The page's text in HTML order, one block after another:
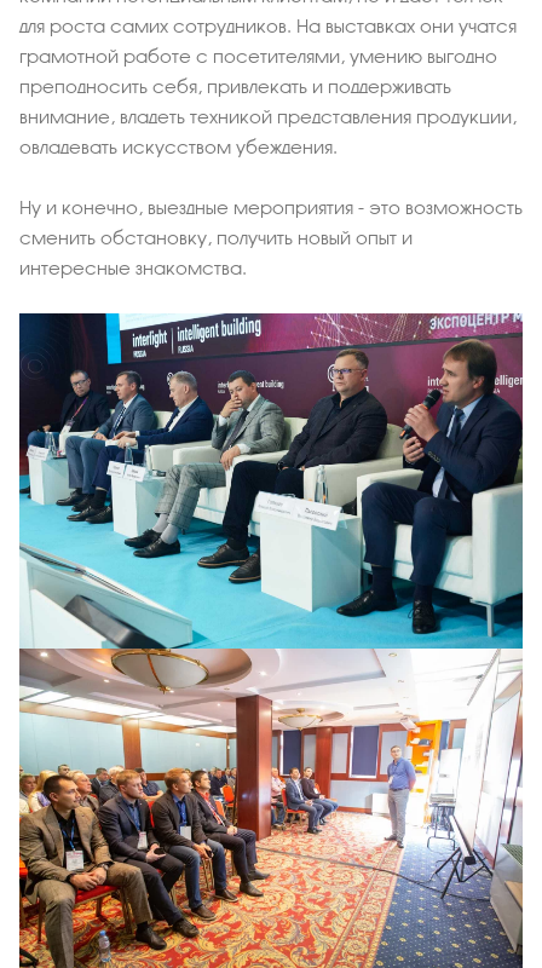
для роста самих сотрудников. На выставках они учатся
грамотной работе с посетителями, умению выгодно
преподносить себя, привлекать и поддерживать
внимание, владеть техникой представления продукции,
овладевать искусством убеждения.
Ну и конечно, выездные мероприятия - это возможность
сменить обстановку, получить новый опыт и
интересные знакомства.